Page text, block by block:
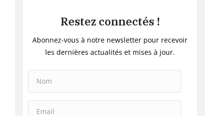
Restez connectés !
Abonnez-vous à notre newsletter pour recevoir
les dernières actualités et mises à jour.